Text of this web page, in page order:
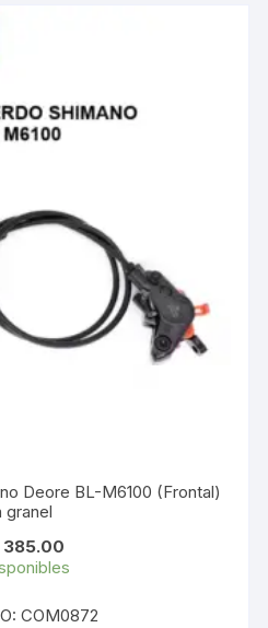
Deore BL-M6100 (Frontal)
granel
COM0872